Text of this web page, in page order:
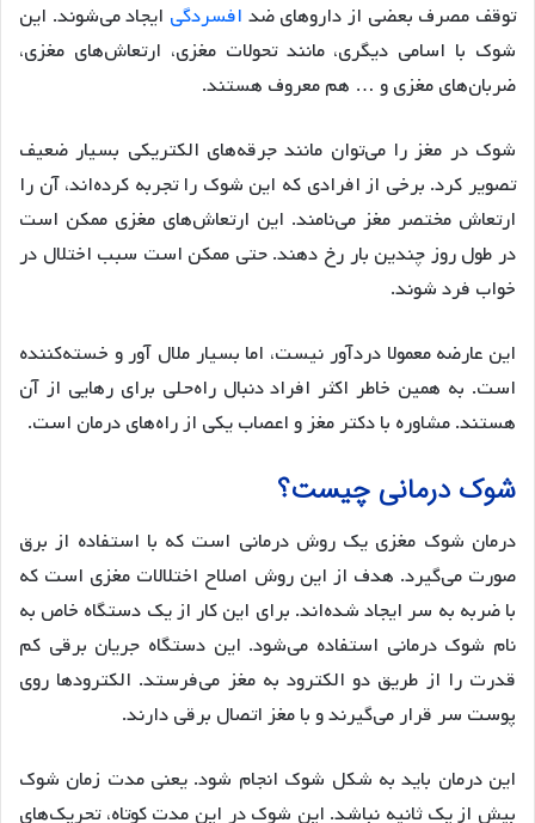
توقف مصرف بعضی از داروهای ضد افسردگی ایجاد می‌شوند. این
شوک با اسامی دیگری، مانند تحولات مغزی، ارتعاش‌های مغزی،
ضربان‌های مغزی و … هم معروف هستند.
شوک در مغز را می‌توان مانند جرقه‌های الکتریکی بسیار ضعیف
تصویر کرد. برخی از افرادی که این شوک را تجربه کرده‌اند، آن را
ارتعاش مختصر مغز می‌نامند. این ارتعاش‌های مغزی ممکن است
در طول روز چندین بار رخ دهند. حتی ممکن است سبب اختلال در
خواب فرد شوند.
این عارضه معمولا دردآور نیست، اما بسیار ملال آور و خسته‌کننده
است. به همین خاطر اکثر افراد دنبال راه‌حلی برای رهایی از آن
هستند. مشاوره با دکتر مغز و اعصاب یکی از راه‌های درمان است.
شوک درمانی چیست؟
درمان شوک مغزی یک روش درمانی است که با استفاده از برق
صورت می‌گیرد. هدف از این روش اصلاح اختلالات مغزی است که
با ضربه به سر ایجاد شده‌اند. برای این کار از یک دستگاه خاص به
نام شوک درمانی استفاده می‌شود. این دستگاه جریان برقی کم
قدرت را از طریق دو الکترود به مغز می‌فرستد. الکترودها روی
پوست سر قرار می‌گیرند و با مغز اتصال برقی دارند.
این درمان باید به شکل شوک انجام شود. یعنی مدت زمان شوک
بیش از یک ثانیه نباشد. این شوک در این مدت کوتاه، تحریک‌های